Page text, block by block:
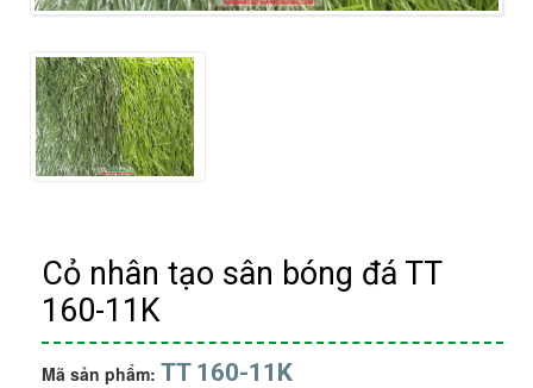
Cỏ nhân tạo sân bóng đá TT
160-11K
Mã sản phẩm: TT 160-11K